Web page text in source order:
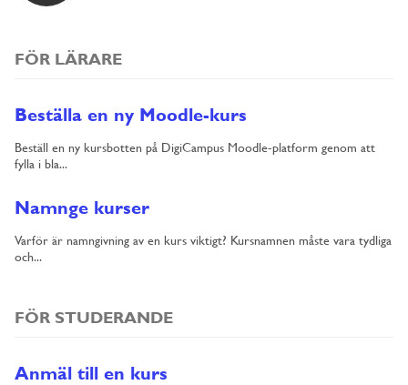
FÖR LÄRARE
Beställa en ny Moodle-kurs
Beställ en ny kursbotten på DigiCampus Moodle-platform genom att
fylla i bla...
Namnge kurser
Varför är namngivning av en kurs viktigt? Kursnamnen måste vara tydliga
och...
FÖR STUDERANDE
Anmäl till en kurs